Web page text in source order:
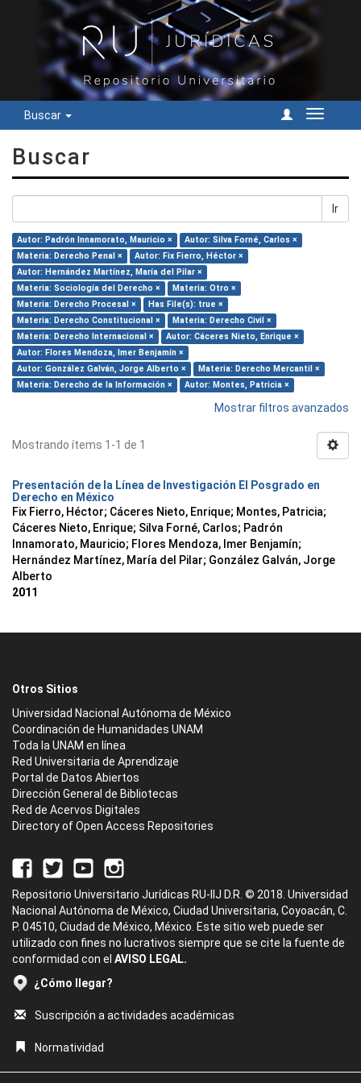
Buscar
Cambiar
Buscar
Ir
Autor: Padrón Innamorato, Mauricio ×
Autor: Silva Forné, Carlos ×
Materia: Derecho Penal ×
Autor: Fix Fierro, Héctor ×
Autor: Hernández Martínez, María del Pilar ×
Materia: Sociología del Derecho ×
Materia: Otro ×
Materia: Derecho Procesal ×
Has File(s): true ×
Materia: Derecho Constitucional ×
Materia: Derecho Civil ×
Materia: Derecho Internacional ×
Autor: Cáceres Nieto, Enrique ×
Autor: Flores Mendoza, Imer Benjamín ×
Autor: González Galván, Jorge Alberto ×
Materia: Derecho Mercantil ×
Materia: Derecho de la Información ×
Autor: Montes, Patricia ×
Mostrar filtros avanzados
Mostrando ítems 1-1 de 1
Presentación de la Línea de Investigación El Posgrado en
Derecho en México
Fix Fierro, Héctor; Cáceres Nieto, Enrique; Montes, Patricia;
Cáceres Nieto, Enrique; Silva Forné, Carlos; Padrón
Innamorato, Mauricio; Flores Mendoza, Imer Benjamín;
Hernández Martínez, María del Pilar; González Galván, Jorge
Alberto
2011
Otros Sitios
Universidad Nacional Autónoma de México
Coordinación de Humanidades UNAM
Toda la UNAM en línea
Red Universitaria de Aprendizaje
Portal de Datos Abiertos
Dirección General de Bibliotecas
Red de Acervos Digitales
Directory of Open Access Repositories
Repositorio Universitario Jurídicas RU-IIJ D.R. © 2018. Universidad
Nacional Autónoma de México, Ciudad Universitaria, Coyoacán, C.
P. 04510, Ciudad de México, México. Este sitio web puede ser
utilizado con fines no lucrativos siempre que se cite la fuente de
conformidad con el AVISO LEGAL.
¿Cómo llegar?
Suscripción a actividades académicas
Normatividad